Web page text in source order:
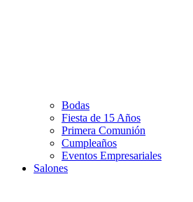
Bodas
Fiesta de 15 Años
Primera Comunión
Cumpleaños
Eventos Empresariales
Salones